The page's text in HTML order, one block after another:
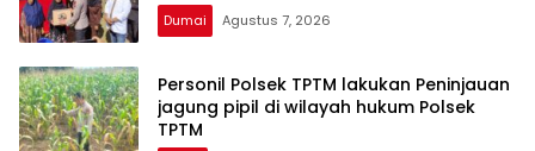
Dumai Agustus 7, 2026
Personil Polsek TPTM lakukan Peninjauan
jagung pipil di wilayah hukum Polsek
TPTM